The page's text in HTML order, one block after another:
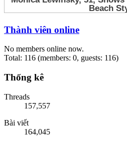
Thành viên online
No members online now.
Total: 116 (members: 0, guests: 116)
Thống kê
Threads
157,557
Bài viết
164,045